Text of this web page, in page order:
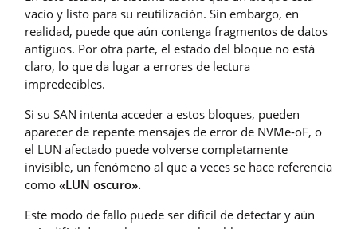
vacío y listo para su reutilización. Sin embargo, en
realidad, puede que aún contenga fragmentos de datos
antiguos. Por otra parte, el estado del bloque no está
claro, lo que da lugar a errores de lectura
impredecibles.
Si su SAN intenta acceder a estos bloques, pueden
aparecer de repente mensajes de error de NVMe-oF, o
el LUN afectado puede volverse completamente
invisible, un fenómeno al que a veces se hace referencia
como «LUN oscuro».
Este modo de fallo puede ser difícil de detectar y aún